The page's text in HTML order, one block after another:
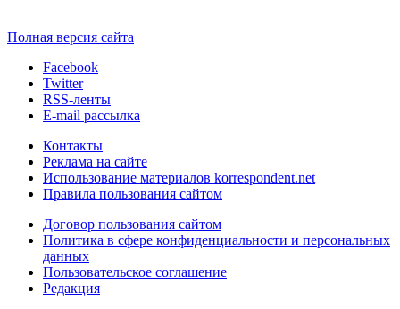
Полная версия сайта
Facebook
Twitter
RSS-ленты
E-mail рассылка
Контакты
Реклама на сайте
Использование материалов korrespondent.net
Правила пользования сайтом
Договор пользования сайтом
Политика в сфере конфиденциальности и персональных
данных
Пользовательское соглашение
Редакция